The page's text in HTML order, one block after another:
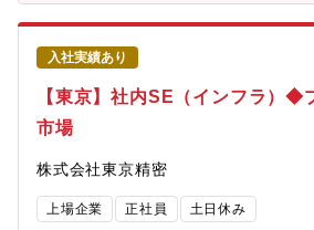
めにも、最初はPCキッティングやヘルプ
ただきます。・PCキッティング・スマホ
スクサポート・簡単なプログラミングまた
たら、下記業務のメイン担当者して業務を
ム企画・社内の業務フロー分析、ITを活用
テムの導入計画立案■要件定義・設計・利
グ。システム要件や仕様作成■アプリケー
業務データを扱うシステムのDB設計・運用
守・システムの安定稼働に向けた監視・メ
対応■セキュリティ管理情報漏洩や不正ア
入社実績あり
【東京】社内SE（インフラ）◆
市場
株式会社東京精密
上場企業 正社員 土日休み